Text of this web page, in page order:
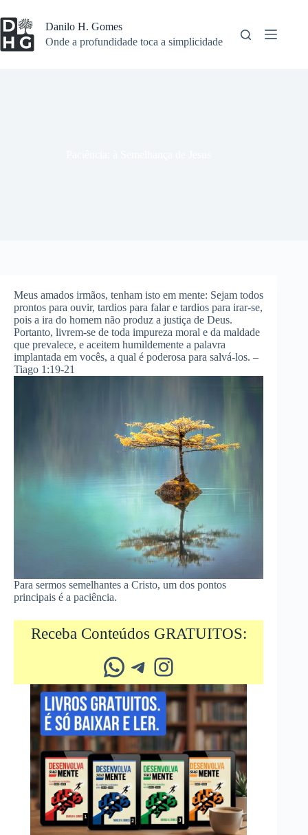
para
o
conteúdo
Danilo H. Gomes
Onde a profundidade toca a simplicidade
Meus amados irmãos, tenham isto em mente: Sejam todos
prontos para ouvir, tardios para falar e tardios para irar-se,
pois a ira do homem não produz a justiça de Deus.
Portanto, livrem-se de toda impureza moral e da maldade
que prevalece, e aceitem humildemente a palavra
implantada em vocês, a qual é poderosa para salvá-los. –
Tiago 1:19-21
Para sermos semelhantes a Cristo, um dos pontos
principais é a paciência.
Receba Conteúdos GRATUITOS:
Whatsapp Telegram Instagram